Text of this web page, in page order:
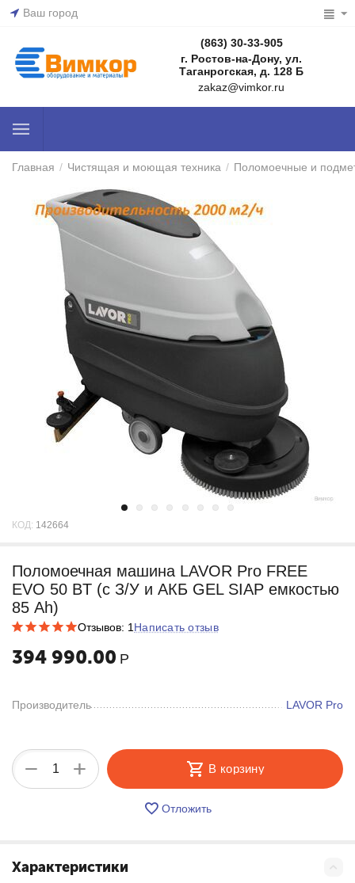
Ваш город
(863) 30-33-905
г. Ростов-на-Дону, ул.
Таганрогская, д. 128 Б
zakaz@vimkor.ru
Главная / Чистящая и моющая техника / Поломоечные и
КОД: 142664
Поломоечная машина LAVOR Pro FREE
EVO 50 BT (с З/У и АКБ GEL SIAP емкостью
85 Ah)
Отзывов: 1 Написать отзыв
394 990.00 Р
Производитель LAVOR Pro
+
− В корзину
Отложить
Характеристики